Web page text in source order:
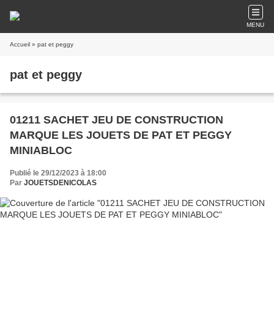
MENU
Accueil » pat et peggy
pat et peggy
01211 SACHET JEU DE CONSTRUCTION
MARQUE LES JOUETS DE PAT ET PEGGY
MINIABLOC
Publié le 29/12/2023 à 18:00
Par JOUETSDENICOLAS